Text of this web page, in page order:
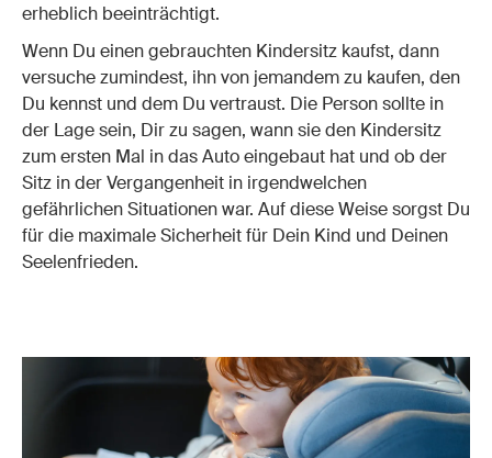
erheblich beeinträchtigt.
Wenn Du einen gebrauchten Kindersitz kaufst, dann
versuche zumindest, ihn von jemandem zu kaufen, den
Du kennst und dem Du vertraust. Die Person sollte in
der Lage sein, Dir zu sagen, wann sie den Kindersitz
zum ersten Mal in das Auto eingebaut hat und ob der
Sitz in der Vergangenheit in irgendwelchen
gefährlichen Situationen war. Auf diese Weise sorgst Du
für die maximale Sicherheit für Dein Kind und Deinen
Seelenfrieden.